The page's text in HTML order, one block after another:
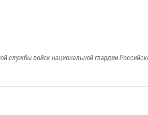
службы войск национальной гвардии